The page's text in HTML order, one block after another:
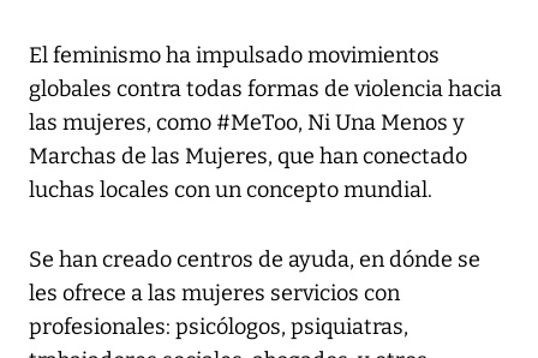
El feminismo ha impulsado movimientos
globales contra todas formas de violencia hacia
las mujeres, como #MeToo, Ni Una Menos y
Marchas de las Mujeres, que han conectado
luchas locales con un concepto mundial.
Se han creado centros de ayuda, en dónde se
les ofrece a las mujeres servicios con
profesionales: psicólogos, psiquiatras,